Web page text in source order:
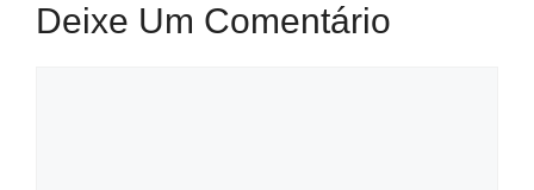
Deixe Um Comentário